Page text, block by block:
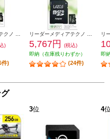
)
件)
5,767円
(税込)
即納（在庫残りわずか）
(24件)
即
3位 4